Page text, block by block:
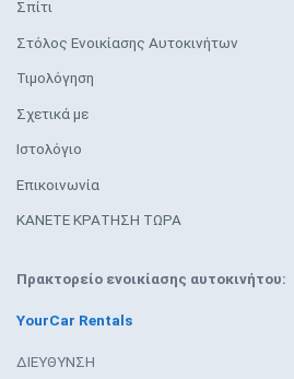
Σπίτι
Στόλος Ενοικίασης Αυτοκινήτων
Τιμολόγηση
Σχετικά με
Ιστολόγιο
Επικοινωνία
ΚΑΝΕΤΕ ΚΡΑΤΗΣΗ ΤΩΡΑ
Πρακτορείο ενοικίασης αυτοκινήτου:
YourCar Rentals
ΔΙΕΥΘΥΝΣΗ